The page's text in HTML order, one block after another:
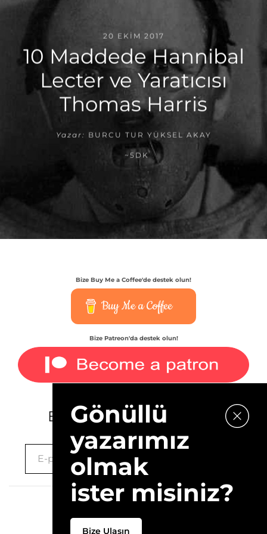
20 EKIM 2017
10 Maddede Hannibal
Lecter ve Yaratıcısı
Thomas Harris
Yazar: BURCU TUR YÜKSEL AKAY
~5DK
Bize Buy Me a Coffee'de destek olun!
Buy Me a Coffee
Bize Patreon'da destek olun!
E-bültenimize kaydolun.
Gönüllü
yazarımız
olmak
ister misiniz?
Bize Ulaşın